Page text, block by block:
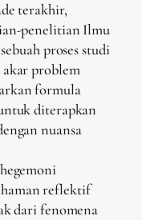
terakhir,
penelitian Ilmu
proses studi
problem
formula
diterapkan
nuansa
reflektif
dari fenomena